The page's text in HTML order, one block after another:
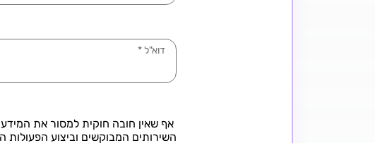
דוא"ל*
אף שאין חובה חוקית למסור את
השירותים המבוקשים וביצוע